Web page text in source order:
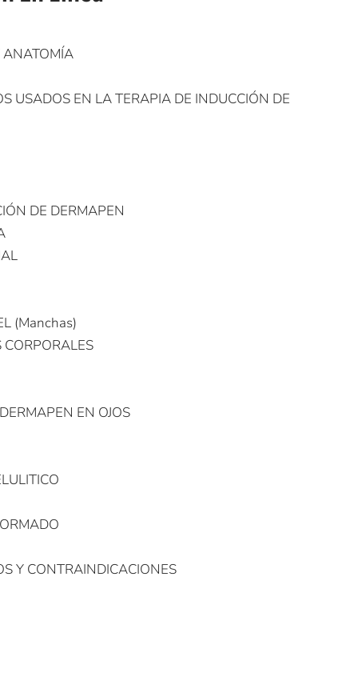
ANATOMÍA
USADOS EN LA TERAPIA DE INDUCCIÓN DE
DE DERMAPEN
(Manchas)
CORPORALES
EN OJOS
Y CONTRAINDICACIONES